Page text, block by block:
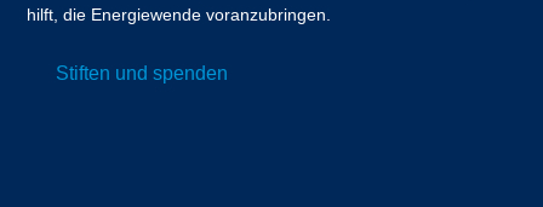
hilft, die Energiewende voranzubringen.
Stiften und spenden